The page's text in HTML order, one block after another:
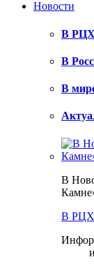
Новости
В
В
В
В
В